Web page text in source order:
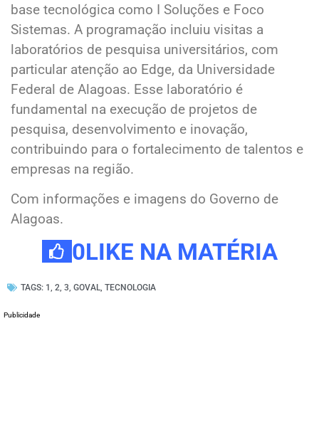
base tecnológica como I Soluções e Foco
Sistemas. A programação incluiu visitas a
laboratórios de pesquisa universitários, com
particular atenção ao Edge, da Universidade
Federal de Alagoas. Esse laboratório é
fundamental na execução de projetos de
pesquisa, desenvolvimento e inovação,
contribuindo para o fortalecimento de talentos e
empresas na região.
Com informações e imagens do Governo de
Alagoas.
0LIKE NA MATÉRIA
TAGS: 1 2 3 GOVAL TECNOLOGIA
Publicidade